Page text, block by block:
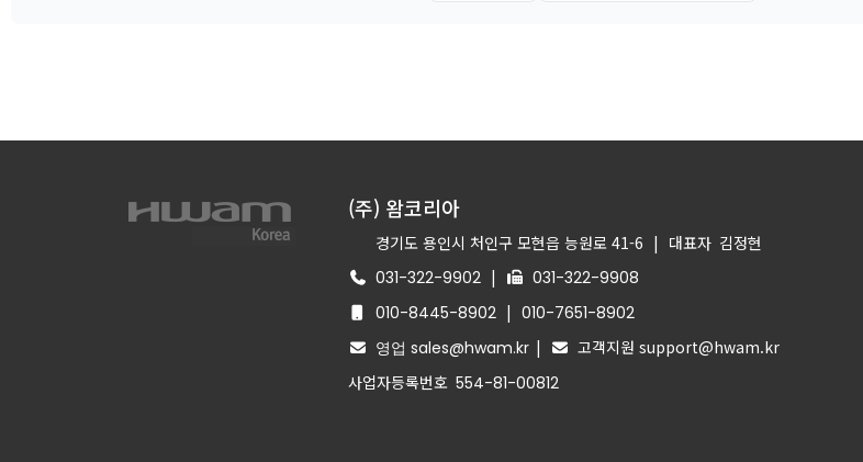
(주) 왐코리아
경기도 용인시 처인구 모현읍 능원로 41-6 | 대표자 김정현
031-322-9902 |
031-322-9908
010-8445-8902 | 010-7651-8902
영업 sales@hwam.kr |
고객지원 support@hwam.kr
사업자등록번호 554-81-00812